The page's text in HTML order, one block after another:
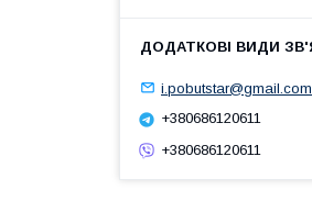
i.pobutstar@gmail.com
+380686120611
+380686120611